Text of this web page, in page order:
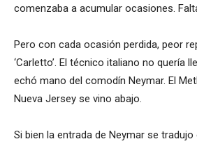
comenzaba a acumular ocasiones.
Pero con cada ocasión perdida, peor
‘Carletto’. El técnico italiano no quería
echó mano del comodín Neymar. El
Nueva Jersey se vino abajo.
Si bien la entrada de Neymar se